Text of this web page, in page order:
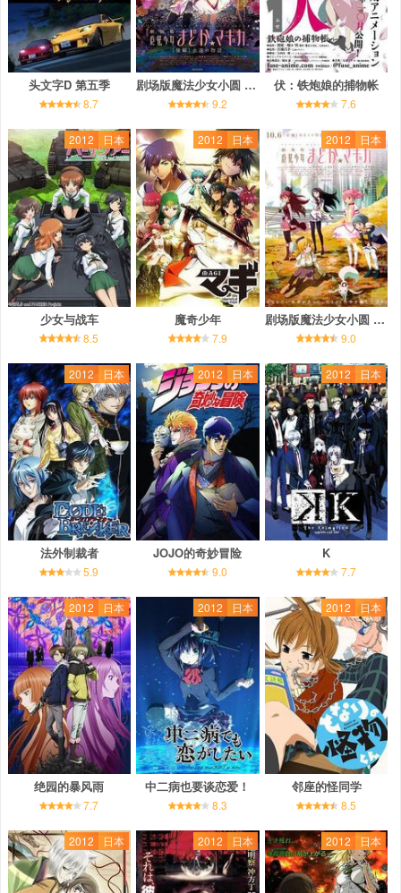
头文字D 第五季
8.7
剧场版魔法少女小圆 后篇 永远的故事
9.2
伏：铁炮娘的捕物帐
7.6
2012 日本
少女与战车
8.5
2012 日本
魔奇少年
7.9
2012 日本
剧场版魔法少女小圆 前篇 起始的故事
9.0
2012 日本
法外制裁者
5.9
2012 日本
JOJO的奇妙冒险
9.0
2012 日本
K
7.7
2012 日本
绝园的暴风雨
7.7
2012 日本
中二病也要谈恋爱！
8.3
2012 日本
邻座的怪同学
8.5
2012 日本 2012 日本 2012 日本